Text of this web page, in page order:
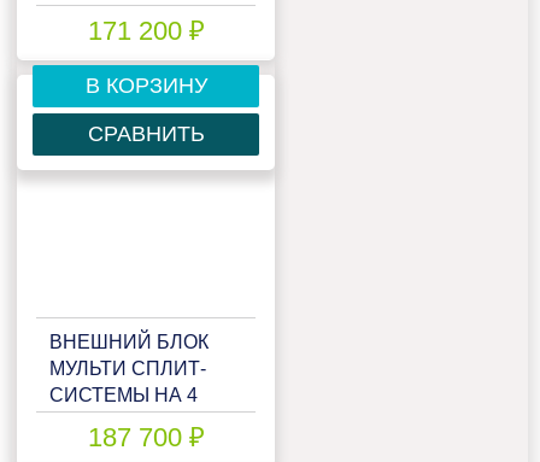
FREE MATCH
4U75S2SR5FA
171 200 ₽
В КОРЗИНУ
СРАВНИТЬ
ВНЕШНИЙ БЛОК
МУЛЬТИ СПЛИТ-
СИСТЕМЫ НА 4
FREE MATCH
187 700 ₽